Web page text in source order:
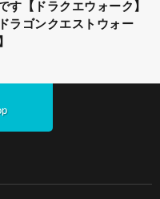
す【ドラクエウォーク】
ドラゴンクエストウォー